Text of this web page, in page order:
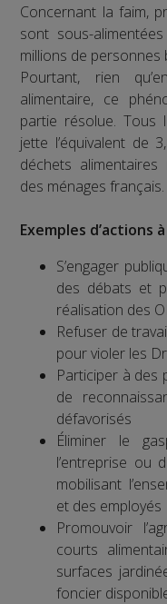
Concernant la faim,
sont sous-
millions de personnes
Pourtant, rien
alimentaire, ce
partie résolue. Tous
jette l’équivalent de
déchets
des ménages français.
Exemples d’actions
S’engager
des débats et
réalisation des
Refuser de
pour violer les
Participer à des
de
défavorisés
Éliminer le
l’entreprise ou
mobilisant
et des employés
Promouvoir
courts
surfaces
foncier